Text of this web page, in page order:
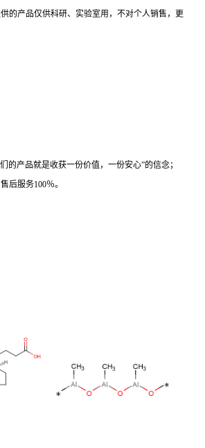
的产品仅供科研、实验室用，不对个人销售，更
的产品就是收获一份价值，一份安心”的信念；
后服务100％。